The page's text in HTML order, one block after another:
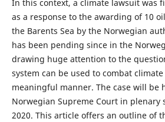
In this context, a climate lawsuit was
as a response to the awarding of 10
the Barents Sea by the Norwegian
has been pending since in the
drawing huge attention to the
system can be used to combat
meaningful manner. The case will be
Norwegian Supreme Court in plenary
2020. This article offers an outline of